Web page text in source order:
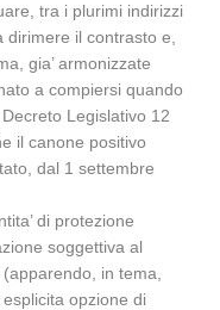
tra i plurimi indirizzi
il contrasto e,
gia’ armonizzate
a compiersi quando
Legislativo 12
il canone positivo
dal 1 settembre
di protezione
soggettiva al
in tema,
opzione di